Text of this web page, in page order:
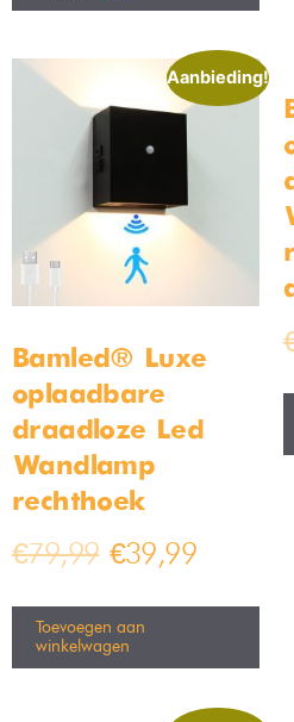
Aanbieding!
Bamled® Luxe
oplaadbare
draadloze Led
Wandlamp
rechthoek
€79,99 €39,99
Toevoegen aan
winkelwagen